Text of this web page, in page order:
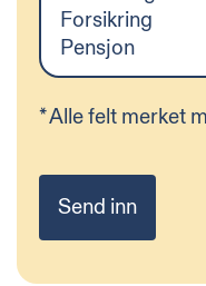
*Alle felt merket